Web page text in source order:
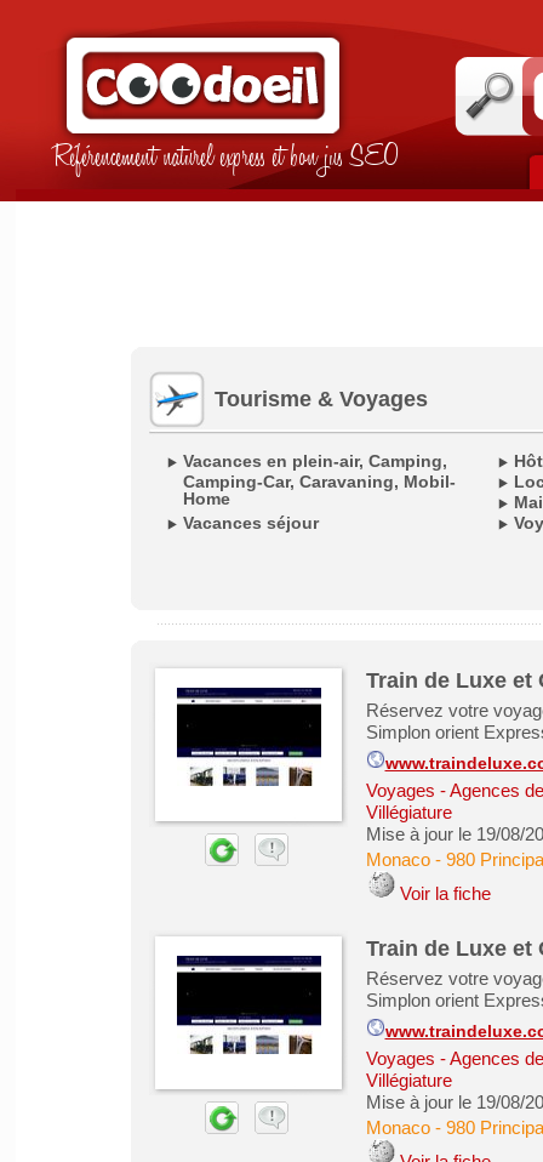
Référencement naturel express et bon jus SEO
Tourisme & Voyages
Vacances en plein-air, Camping,
Camping-Car, Caravaning, Mobil-
Home
Vacances séjour
Train de Luxe et
Réservez votre
Simplon orient
Voyages - Agences
Villégiature
Mise à jour le 19/08/
Monaco- 980
Voir la fiche
Train de Luxe et
Réservez votre
Simplon orient
Voyages - Agences
Villégiature
Mise à jour le 19/08/
Monaco- 980